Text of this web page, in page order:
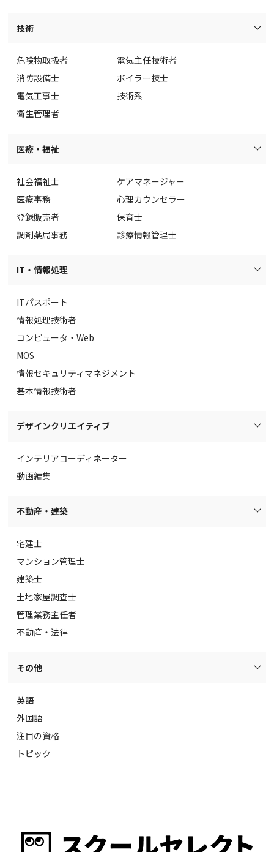
技術
危険物取扱者
消防設備士
電気工事士
衛生管理者
電気主任技術者
ボイラー技士
技術系
医療・福祉
社会福祉士
医療事務
登録販売者
調剤薬局事務
ケアマネージャー
心理カウンセラー
保育士
診療情報管理士
IT・情報処理
ITパスポート
情報処理技術者
コンピュータ・Web
MOS
情報セキュリティマネジメント
基本情報技術者
デザインクリエイティブ
インテリアコーディネーター
動画編集
不動産・建築
宅建士
マンション管理士
建築士
土地家屋調査士
管理業務主任者
不動産・法律
その他
英語
外国語
注目の資格
トピック